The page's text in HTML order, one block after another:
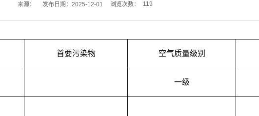
来源： 发布日期：2025-12-01 浏览次数： 119
首要污染物 空气质量级别
一级